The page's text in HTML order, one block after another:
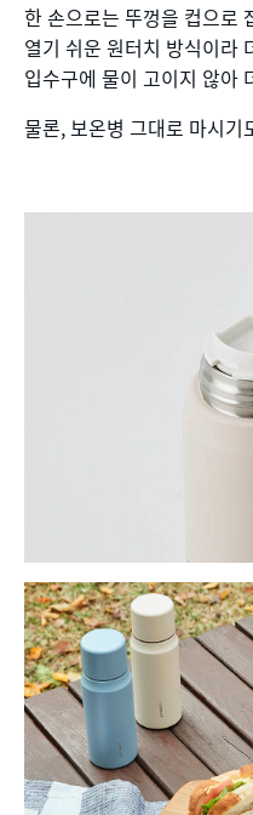
한 손으로는 뚜껑을 컵으로
열기 쉬운 원터치 방식이라
입수구에 물이 고이지 않아
물론, 보온병 그대로 마시기